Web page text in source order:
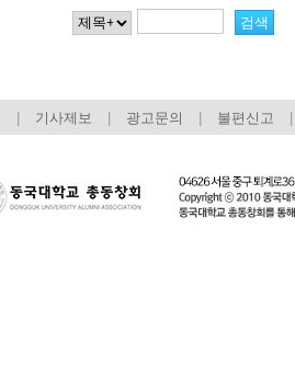
기사제보 광고문의 불편신고